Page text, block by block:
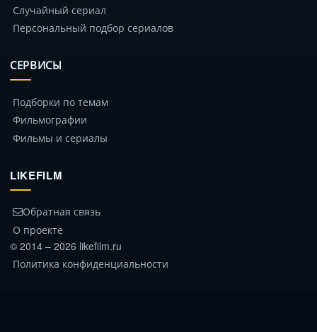
Случайный сериал
Персональный подбор сериалов
СЕРВИСЫ
Подборки по темам
Фильмографии
Фильмы и сериалы
LIKEFILM
Обратная связь
О проекте
© 2014 – 2026 likefilm.ru
Политика конфиденциальности